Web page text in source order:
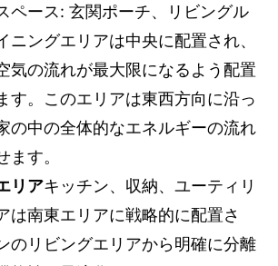
ペース: 玄関ポーチ、リビングル
ニングエリアは中央に配置され、
気の流れが最大限になるよう配置
す。このエリアは東西方向に沿っ
の中の全体的なエネルギーの流れ
ます。
リアキッチン、収納、ユーティリ
は南東エリアに戦略的に配置さ
のリビングエリアから明確に分離